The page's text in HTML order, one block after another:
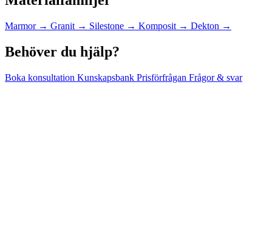
Marmor → Granit → Silestone → Komposit → Dekton →
Behöver du hjälp?
Boka konsultation Kunskapsbank Prisförfrågan Frågor & svar